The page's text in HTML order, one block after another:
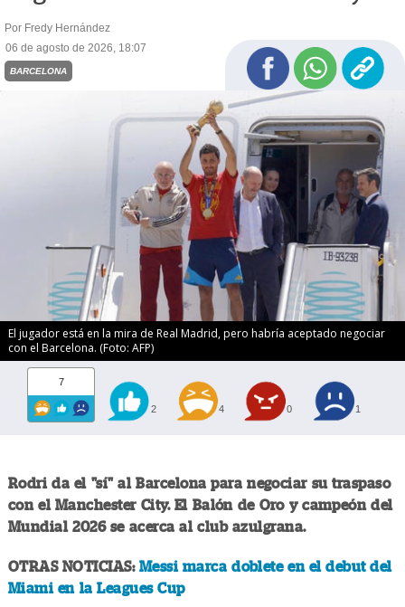
Por Fredy Hernández
06 de agosto de 2026, 18:07
BARCELONA
El jugador está en la mira de Real Madrid, pero habría aceptado negociar
con el Barcelona. (Foto: AFP)
7
2 4 0 1
Rodri da el "sí" al Barcelona para negociar su traspaso
con el Manchester City. El Balón de Oro y campeón del
Mundial 2026 se acerca al club azulgrana.
OTRAS NOTICIAS: Messi marca doblete en el debut del
Miami en la Leagues Cup